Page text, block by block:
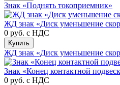
Знак «Поднять токоприемник»
ЖД знак «Диск уменьшение
0 руб. с НДС
Купить
ЖД знак «Диск уменьшение
Знак «Конец контактной
0 руб. с НДС